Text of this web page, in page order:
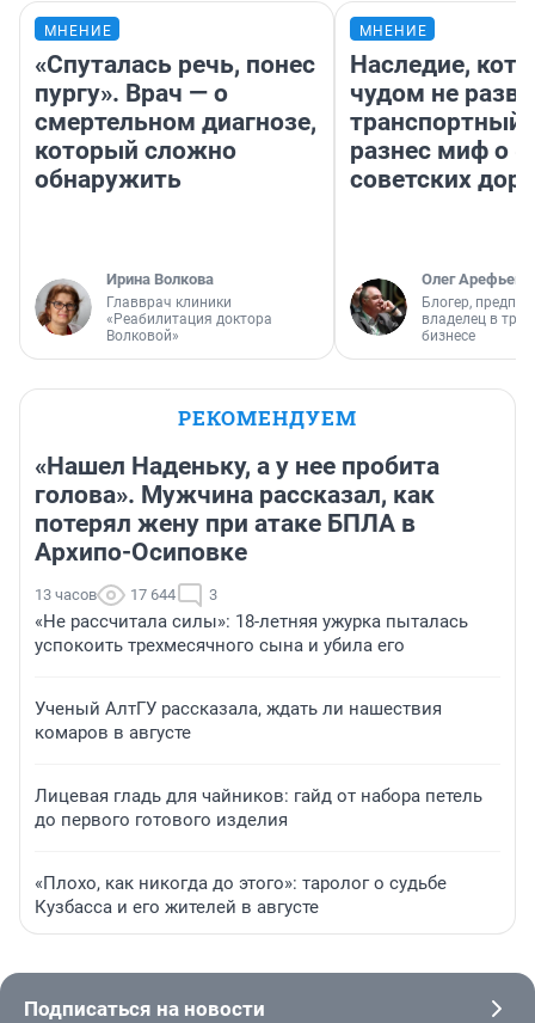
МНЕНИЕ
«Спуталась речь, понес
пургу». Врач — о
смертельном диагнозе,
который сложно
обнаружить
Ирина Волкова
Главврач клиники
«Реабилитация доктора
Волковой»
МНЕНИЕ
Наследие,
чудом не
транспортный
разнес миф о
советских
Олег Арефьев
Блогер,
владелец в
бизнесе
РЕКОМЕНДУЕМ
«Нашел Наденьку, а у нее пробита
голова». Мужчина рассказал, как
потерял жену при атаке БПЛА в
Архипо-Осиповке
13 часов 17 644 3
«Не рассчитала силы»: 18-летняя ужурка пыталась
успокоить трехмесячного сына и убила его
Ученый АлтГУ рассказала, ждать ли нашествия
комаров в августе
Лицевая гладь для чайников: гайд от набора петель
до первого готового изделия
«Плохо, как никогда до этого»: таролог о судьбе
Кузбасса и его жителей в августе
Подписаться на новости